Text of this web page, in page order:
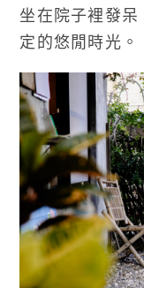
坐在院子裡發
定的悠閒時光。